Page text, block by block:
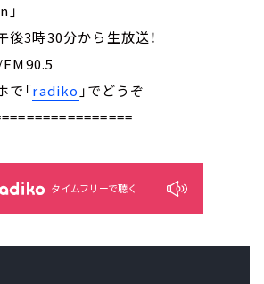
3時30分から生放送！
「radiko 」でどうぞ
タイムフリーで聴く